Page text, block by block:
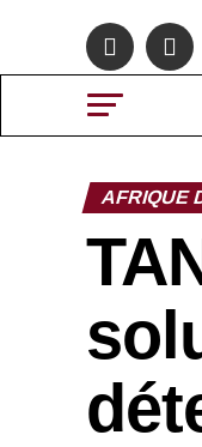
AFRIQUE